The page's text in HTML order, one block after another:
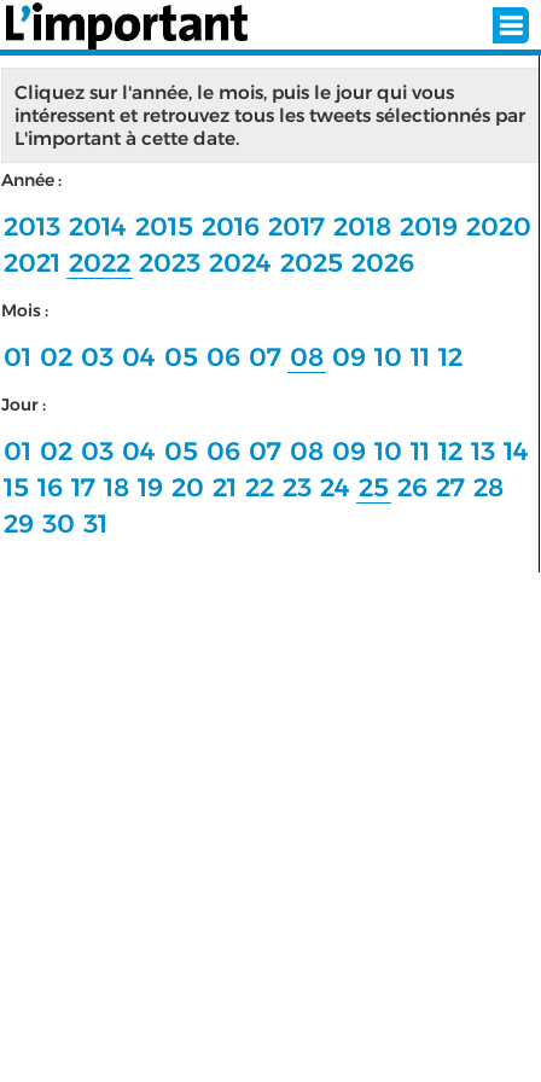
INSCRIPTION
SÉLECTION DE L'ÉTÉ
ABONNEZ-VOUS À LA NEWSLETTER!
< RETOUR À L'ACCUEIL
Cliquez sur l'année, le mois, puis le jour qui vous
intéressent et retrouvez tous les tweets sélectionnés par
L'important à cette date.
Année :
2013 2014 2015 2016 2017 2018 2019 2020
2021 2022 2023 2024 2025 2026
Mois :
01 02 03 04 05 06 07 08 09 10 11 12
Jour :
01 02 03 04 05 06 07 08 09 10 11 12 13 14
15 16 17 18 19 20 21 22 23 24 25 26 27 28
29 30 31